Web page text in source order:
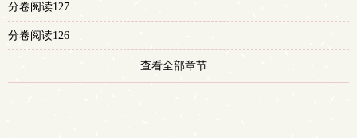
分卷阅读127
分卷阅读126
查看全部章节...